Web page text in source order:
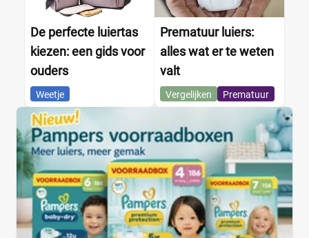
De perfecte luiertas
kiezen: een gids voor
ouders
Weetje
Prematuur luiers:
alles wat er te weten
valt
Vergelijken Prematuur